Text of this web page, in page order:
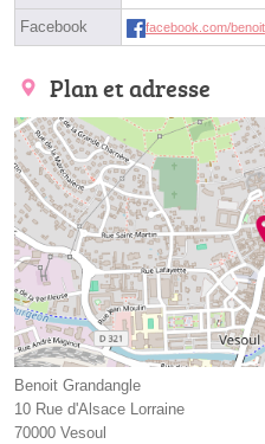
Facebook facebook.com/
Plan et adresse
Benoit Grandangle
10 Rue d'Alsace Lorraine
70000 Vesoul